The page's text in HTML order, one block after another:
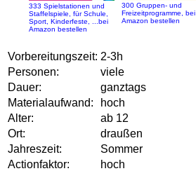
300 Gruppen- und
Freizeitprogramme, bei
Amazon bestellen
333 Spielstationen und
Staffelspiele, für Schule,
Sport, Kinderfeste, ...bei
Amazon bestellen
Vorbereitungszeit: 2-3h
Personen:
viele
Dauer:
ganztags
Materialaufwand:
hoch
Alter:
ab 12
Ort:
draußen
Jahreszeit:
Sommer
Actionfaktor:
hoch